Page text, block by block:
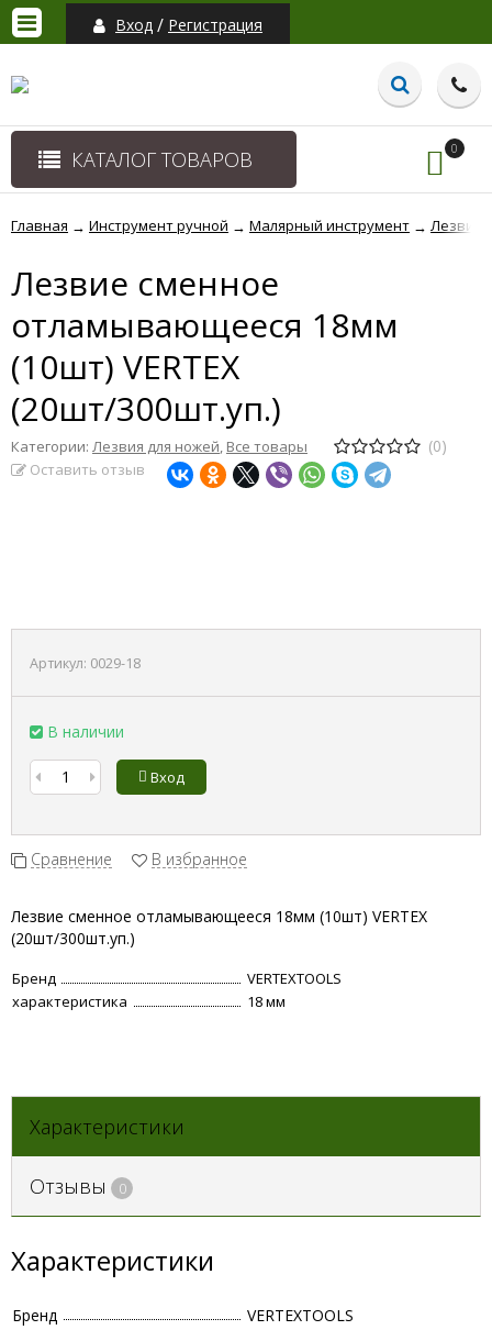
Вход / Регистрация
КАТАЛОГ ТОВАРОВ 0
Главная → Инструмент ручной → Малярный инструмент → Лезвия
Лезвие сменное
отламывающееся 18мм
(10шт) VERTEX
(20шт/300шт.уп.)
Категории: Лезвия для ножей, Все товары (0)
Оставить отзыв
Артикул: 0029-18
В наличии
Вход
Сравнение В избранное
Лезвие сменное отламывающееся 18мм (10шт) VERTEX
(20шт/300шт.уп.)
Бренд
VERTEXTOOLS
характеристика
18 мм
Характеристики
Отзывы 0
Характеристики
Бренд
VERTEXTOOLS